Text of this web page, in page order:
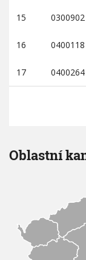
15 0300902
16 0400118
17 0400264
Oblastní